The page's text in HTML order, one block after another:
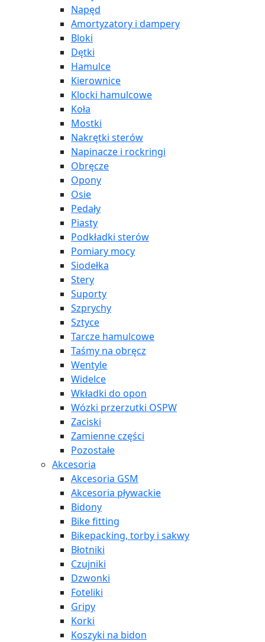
Napęd
Amortyzatory i dampery
Bloki
Dętki
Hamulce
Kierownice
Klocki hamulcowe
Koła
Mostki
Nakrętki sterów
Napinacze i rockringi
Obręcze
Opony
Osie
Pedały
Piasty
Podkładki sterów
Pomiary mocy
Siodełka
Stery
Suporty
Szprychy
Sztyce
Tarcze hamulcowe
Taśmy na obręcz
Wentyle
Widelce
Wkładki do opon
Wózki przerzutki OSPW
Zaciski
Zamienne części
Pozostałe
Akcesoria
Akcesoria GSM
Akcesoria pływackie
Bidony
Bike fitting
Bikepacking, torby i sakwy
Błotniki
Czujniki
Dzwonki
Foteliki
Gripy
Korki
Koszyki na bidon